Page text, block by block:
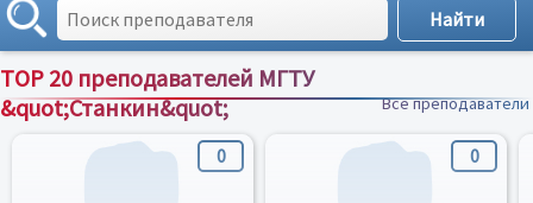
TOP 20 преподавателей МГТУ
&quot;Станкин&quot;
Все преподаватели
0 0